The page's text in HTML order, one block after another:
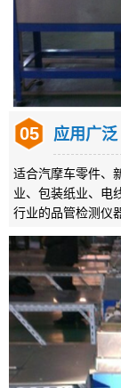
05 应用广泛
适合汽摩车零件、
业、包装纸业、电
行业的品管检测仪